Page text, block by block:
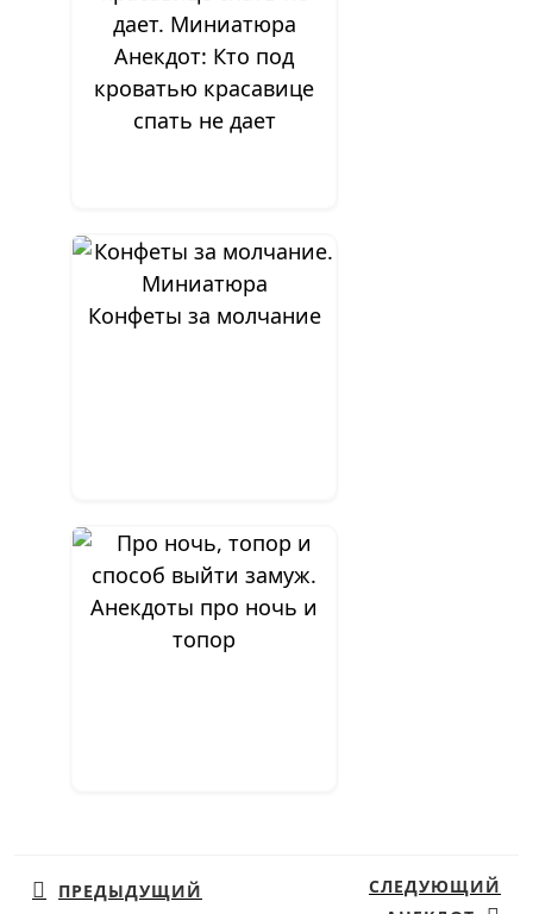
Анекдот: Кто под
кроватью красавице
спать не дает
Конфеты за молчание
Анекдоты про ночь и
топор
записям
ПРЕДЫДУЩИЙ
СЛЕДУЮЩИЙ